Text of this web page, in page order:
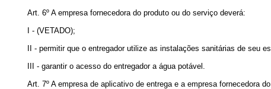
Art. 6º A empresa fornecedora do produto ou do serviço deverá:
I - (VETADO);
II - permitir que o entregador utilize as instalações sanitárias de seu
III - garantir o acesso do entregador a água potável.
Art. 7º A empresa de aplicativo de entrega e a empresa fornecedora